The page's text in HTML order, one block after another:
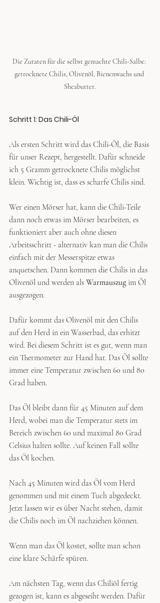
Die Zutaten für die selbst gemachte Chili-Salbe:
getrocknete Chilis, Olivenöl, Bienenwachs und
Sheabutter.
Schritt 1: Das Chili-Öl
Als ersten Schritt wird das Chili-Öl, die Basis
für unser Rezept, hergestellt. Dafür schneide
ich 5 Gramm getrocknete Chilis möglichst
klein. Wichtig ist, dass es scharfe Chilis sind.
Wer einen Mörser hat, kann die Chili-Teile
dann noch etwas im Mörser bearbeiten, es
funktioniert aber auch ohne diesen
Arbeitsschritt - alternativ kan man die Chilis
einfach mit der Messerspitze etwas
anquetschen. Dann kommen die Chilis in das
Olivenöl und werden als Warmauszug im Öl
ausgezogen.
Dafür kommt das Olivenöl mit den Chilis
auf den Herd in ein Wasserbad, das erhitzt
wird. Bei diesem Schritt ist es gut, wenn man
ein Thermometer zur Hand hat. Das Öl sollte
immer eine Temperatur zwischen 60 und 80
Grad haben.
Das Öl bleibt dann für 45 Minuten auf dem
Herd, wobei man die Temperatur stets im
Bereich zwischen 60 und maximal 80 Grad
Celsius halten sollte. Auf keinen Fall sollte
das Öl kochen.
Nach 45 Minuten wird das Öl vom Herd
genommen und mit einem Tuch abgedeckt.
Jetzt lassen wir es über Nacht stehen, damit
die Chilis noch im Öl nachziehen können.
Wenn man das Öl kostet, sollte man schon
eine klare Schärfe spüren.
Am nächsten Tag, wenn das Chiliöl fertig
gezogen ist, kann es abgeseiht werden. Dafür